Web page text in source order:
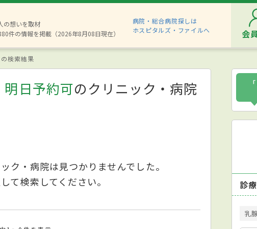
の想いを取材
件の情報を掲載（2026年8月08日現在）
病院・総合病院探しは
ホスピタルズ・ファイルへ
会
検索結果
日予約可のクリニック・病院
ク・病院は見つかりませんでした。
て検索してください。
診
乳